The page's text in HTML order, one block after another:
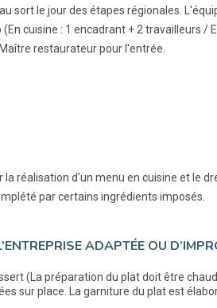
sort le jour des étapes régionales.
cuisine : 1 encadrant + 2 travailleurs /
restaurateur pour l'entrée.
réalisation d’un menu en cuisine et le
par certains ingrédients imposés.
ADAPTÉE OU
(La préparation du plat doit être
sur place. La garniture du plat est